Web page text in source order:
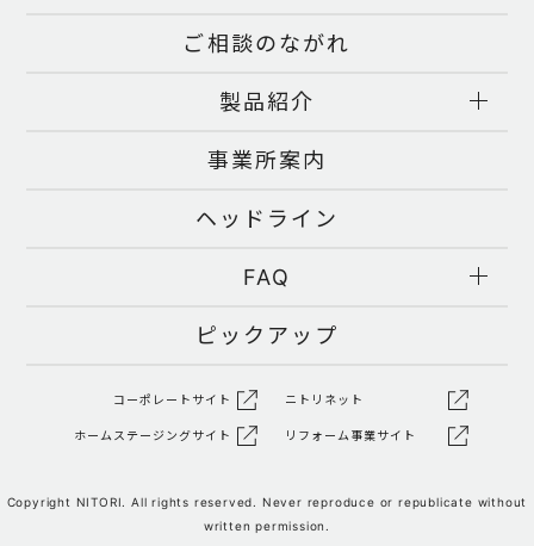
ご相談のながれ
製品紹介
事業所案内
ヘッドライン
FAQ
ピックアップ
コーポレートサイト ニトリネット
ホームステージングサイト リフォーム事業サイト
Copyright NITORI. All rights reserved. Never reproduce or republicate without
written permission.